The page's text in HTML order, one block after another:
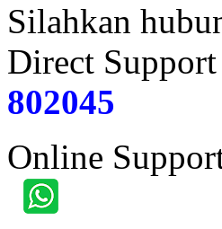
Silahkan
Direct
802045
Online